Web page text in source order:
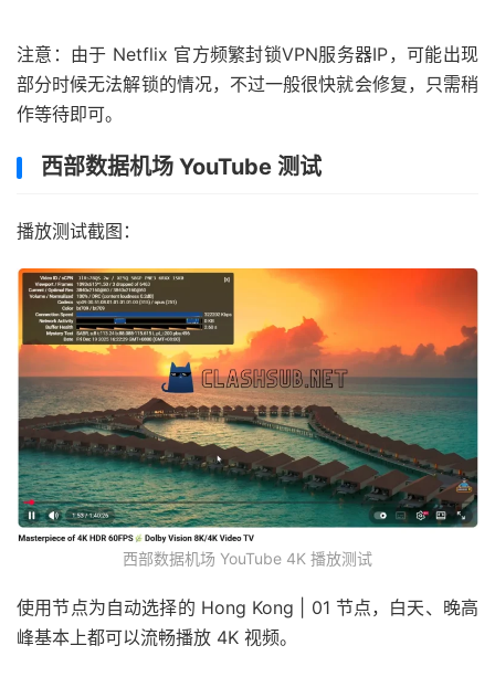
注意：由于 Netflix 官方频繁封锁VPN服务器IP，可能出现
部分时候无法解锁的情况，不过一般很快就会修复，只需稍
作等待即可。
西部数据机场 YouTube 测试
播放测试截图：
西部数据机场 YouTube 4K 播放测试
使用节点为自动选择的 Hong Kong | 01 节点，白天、晚高
峰基本上都可以流畅播放 4K 视频。